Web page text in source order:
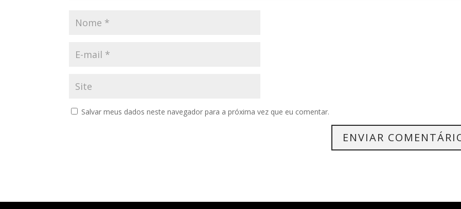
Salvar meus dados neste navegador para a próxima vez que eu comentar.